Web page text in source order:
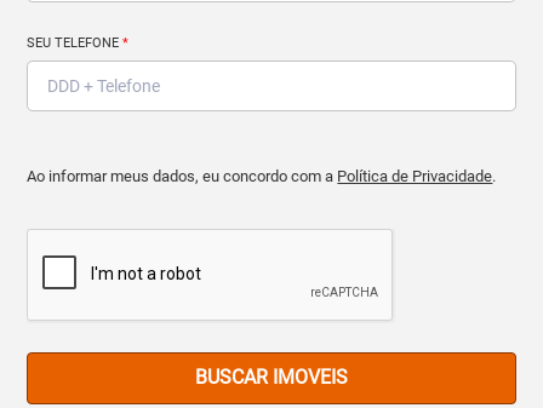
SEU TELEFONE*
Ao informar meus dados, eu concordo com a Política de Privacidade.
BUSCAR IMOVEIS